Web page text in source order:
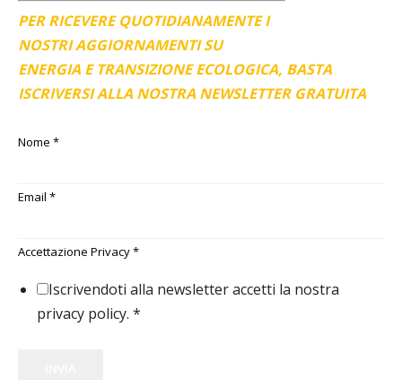
PER RICEVERE QUOTIDIANAMENTE I
NOSTRI AGGIORNAMENTI SU
ENERGIA E TRANSIZIONE ECOLOGICA, BASTA
ISCRIVERSI ALLA NOSTRA NEWSLETTER GRATUITA
Nome *
Email *
Accettazione Privacy*
Iscrivendoti alla newsletter accetti la nostra
privacy policy. *